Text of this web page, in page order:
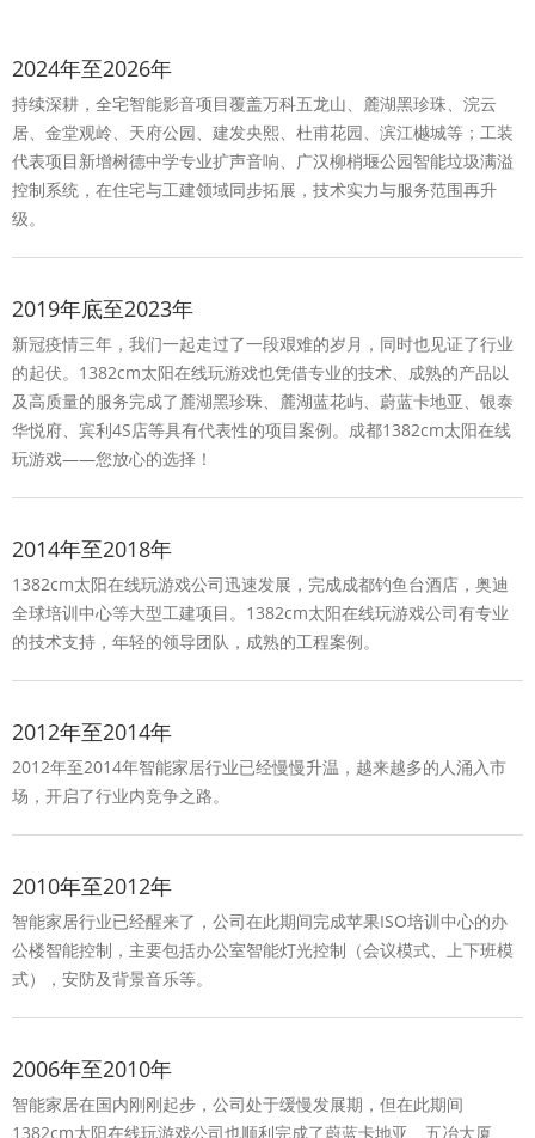
2024年至2026年
持续深耕，全宅智能影音项目覆盖万科五龙山、麓湖黑珍珠、浣云
居、金堂观岭、天府公园、建发央熙、杜甫花园、滨江樾城等；工装
代表项目新增树德中学专业扩声音响、广汉柳梢堰公园智能垃圾满溢
控制系统，在住宅与工建领域同步拓展，技术实力与服务范围再升
级。
2019年底至2023年
新冠疫情三年，我们一起走过了一段艰难的岁月，同时也见证了行业
的起伏。1382cm太阳在线玩游戏也凭借专业的技术、成熟的产品以
及高质量的服务完成了麓湖黑珍珠、麓湖蓝花屿、蔚蓝卡地亚、银泰
华悦府、宾利4S店等具有代表性的项目案例。成都1382cm太阳在线
玩游戏——您放心的选择！
2014年至2018年
1382cm太阳在线玩游戏公司迅速发展，完成成都钓鱼台酒店，奥迪
全球培训中心等大型工建项目。1382cm太阳在线玩游戏公司有专业
的技术支持，年轻的领导团队，成熟的工程案例。
2012年至2014年
2012年至2014年智能家居行业已经慢慢升温，越来越多的人涌入市
场，开启了行业内竞争之路。
2010年至2012年
智能家居行业已经醒来了，公司在此期间完成苹果ISO培训中心的办
公楼智能控制，主要包括办公室智能灯光控制（会议模式、上下班模
式），安防及背景音乐等。
2006年至2010年
智能家居在国内刚刚起步，公司处于缓慢发展期，但在此期间
1382cm太阳在线玩游戏公司也顺利完成了蔚蓝卡地亚、五冶大厦、